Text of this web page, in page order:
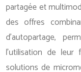
partagée et
des offres
d’autopartage,
l’utilisation de
solutions de